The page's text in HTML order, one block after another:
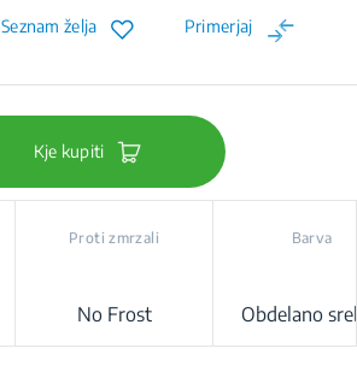
Seznam želja Primerjaj
Kje kupiti
Proti zmrzali
No Frost
Barva
Obdelano